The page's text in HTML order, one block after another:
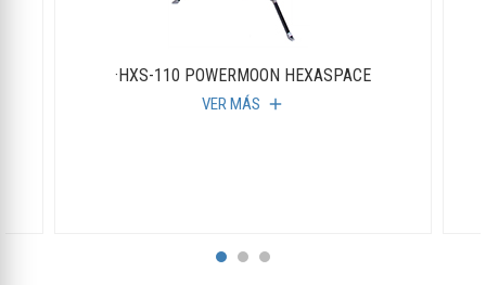
·HXS-110 POWERMOON HEXASPACE
VER MÁS add